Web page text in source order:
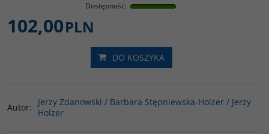
Dostępność:
102,00PLN
DO KOSZYKA
Autor:
Jerzy Zdanowski / Barbara Stępniewska-Holzer / Jerzy
Holzer